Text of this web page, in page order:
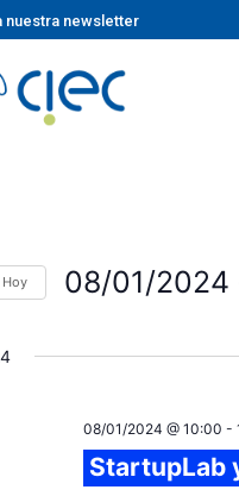
nuestra newsletter
Hoy 08/01/2024
08/01/2024 @ 10:00 -
StartupLab